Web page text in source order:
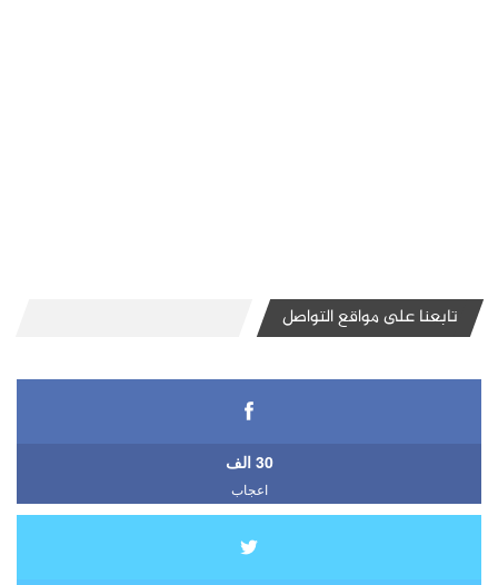
تابعنا على مواقع التواصل
30 الف
اعجاب